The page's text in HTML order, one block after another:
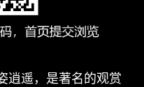
逍遥，是著名的观赏